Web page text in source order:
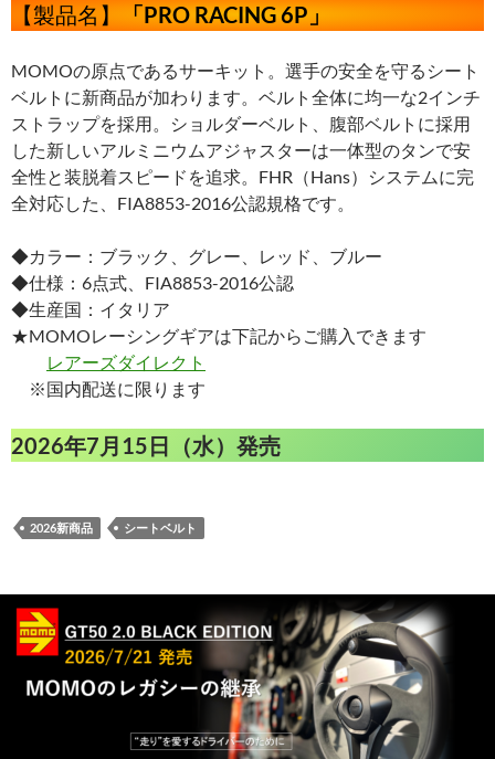
【製品名】 「PRO RACING 6P」
MOMOの原点であるサーキット。選手の安全を守るシート
ベルトに新商品が加わります。ベルト全体に均一な2インチ
ストラップを採用。ショルダーベルト、腹部ベルトに採用
した新しいアルミニウムアジャスターは一体型のタンで安
全性と装脱着スピードを追求。FHR（Hans）システムに完
全対応した、FIA8853-2016公認規格です。
◆カラー：ブラック、グレー、レッド、ブルー
◆仕様：6点式、FIA8853-2016公認
◆生産国：イタリア
★MOMOレーシングギアは下記からご購入できます
レアーズダイレクト
※国内配送に限ります
2026年7月15日（水）発売
2026新商品 シートベルト